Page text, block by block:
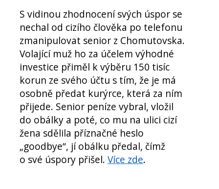
S vidinou zhodnocení svých úspor se
nechal od cizího člověka po telefonu
zmanipulovat senior z Chomutovska.
Volající muž ho za účelem výhodné
investice přiměl k výběru 150 tisíc
korun ze svého účtu s tím, že je má
osobně předat kurýrce, která za ním
přijede. Senior peníze vybral, vložil
do obálky a poté, co mu na ulici cizí
žena sdělila příznačné heslo
„goodbye“, jí obálku předal, čímž
o své úspory přišel. Více zde.